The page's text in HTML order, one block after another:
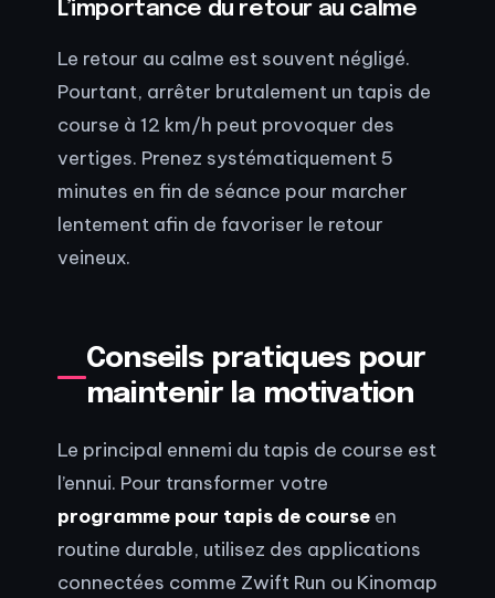
L’importance du retour au calme
Le retour au calme est souvent négligé.
Pourtant, arrêter brutalement un tapis de
course à 12 km/h peut provoquer des
vertiges. Prenez systématiquement 5
minutes en fin de séance pour marcher
lentement afin de favoriser le retour
veineux.
Conseils pratiques pour
maintenir la motivation
Le principal ennemi du tapis de course est
l’ennui. Pour transformer votre
programme pour tapis de course en
routine durable, utilisez des applications
connectées comme Zwift Run ou Kinomap